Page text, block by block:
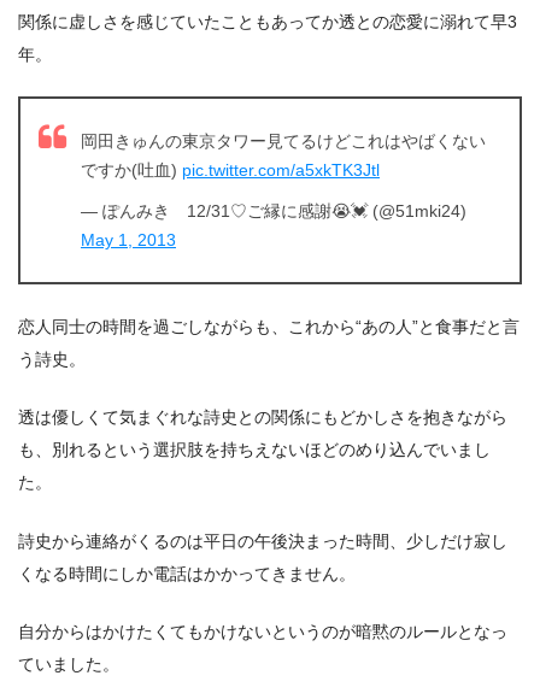
関係に虚しさを感じていたこともあってか透との恋愛に溺れて早3
年。
岡田きゅんの東京タワー見てるけどこれはやばくない
ですか(吐血) pic.twitter.com/a5xkTK3Jtl
— ぽんみき 12/31♡ご縁に感謝😭💓 (@51mki24)
May 1, 2013
恋人同士の時間を過ごしながらも、これから“あの人”と食事だと言
う詩史。
透は優しくて気まぐれな詩史との関係にもどかしさを抱きながら
も、別れるという選択肢を持ちえないほどのめり込んでいまし
た。
詩史から連絡がくるのは平日の午後決まった時間、少しだけ寂し
くなる時間にしか電話はかかってきません。
自分からはかけたくてもかけないというのが暗黙のルールとなっ
ていました。